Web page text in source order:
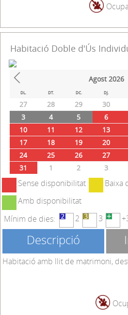
Habitació Doble d'Ús
Prev
Agost 2026
DL. DT. DC. DJ.
27 28 29 30
3
4 5 6
10
11 12 13
17
18 19 20
24
25 26 27
31
1 2 3
Sense disponibilitat
Baixa
Amb disponibilitat
Mínim de dies:
2 3
Descripció
Habitació amb llit de matrimoni,